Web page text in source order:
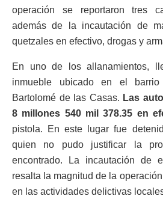
operación se reportaron tres
además de la incautación de
quetzales en efectivo, drogas y
En uno de los allanamientos,
inmueble ubicado en el
Bartolomé de las Casas. Las
8 millones 540 mil 378.35 en
pistola. En este lugar fue
quien no pudo justificar la
encontrado. La incautación de
resalta la magnitud de la
en las actividades delictivas